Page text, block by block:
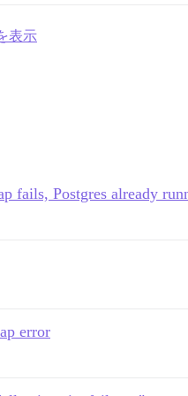
表示
fails, Postgres already
error